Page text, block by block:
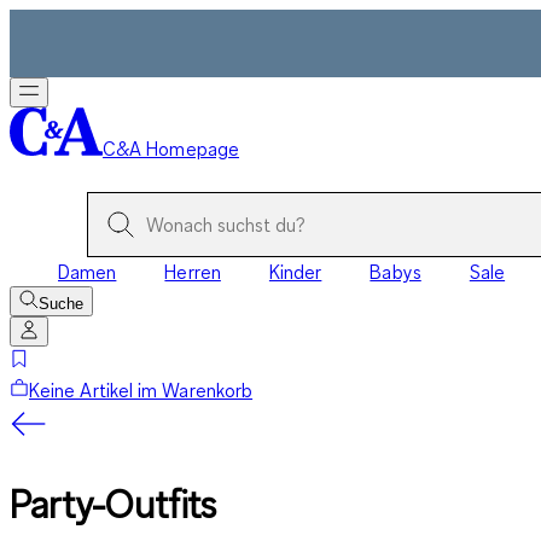
C&A Homepage
Damen Herren Kinder Babys Sale
Suche
Keine Artikel im Warenkorb
Party-Outfits